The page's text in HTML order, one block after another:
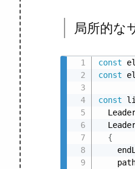
局所的な
const
const
const
{